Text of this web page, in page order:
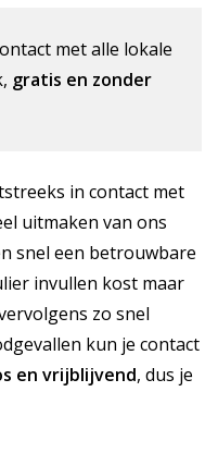
met alle lokale
gratis en zonder
in contact met
uitmaken van ons
snel een betrouwbare
invullen kost maar
zo snel
kun je contact
en vrijblijvend, dus je